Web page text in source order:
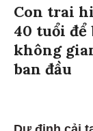
Con trai
40 tuổi để
không
ban đầu